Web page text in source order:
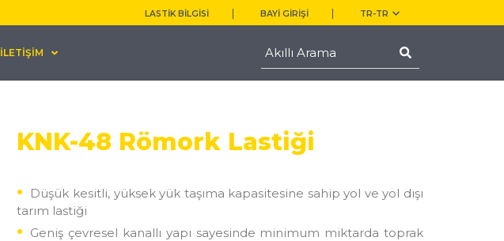
LASTİK BİLGİSİ BAYİ GİRİŞİ TR-TR
İLETİŞİM
KNK-48 Römork Lastiği
Düşük kesitli, yüksek yük taşıma kapasitesine sahip yol ve yol dışı
tarım lastiği
Geniş çevresel kanallı yapı sayesinde minimum miktarda toprak